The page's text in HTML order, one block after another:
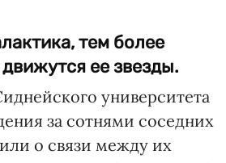
тем более
ее звезды.
университета
за сотнями соседних
о связи между их